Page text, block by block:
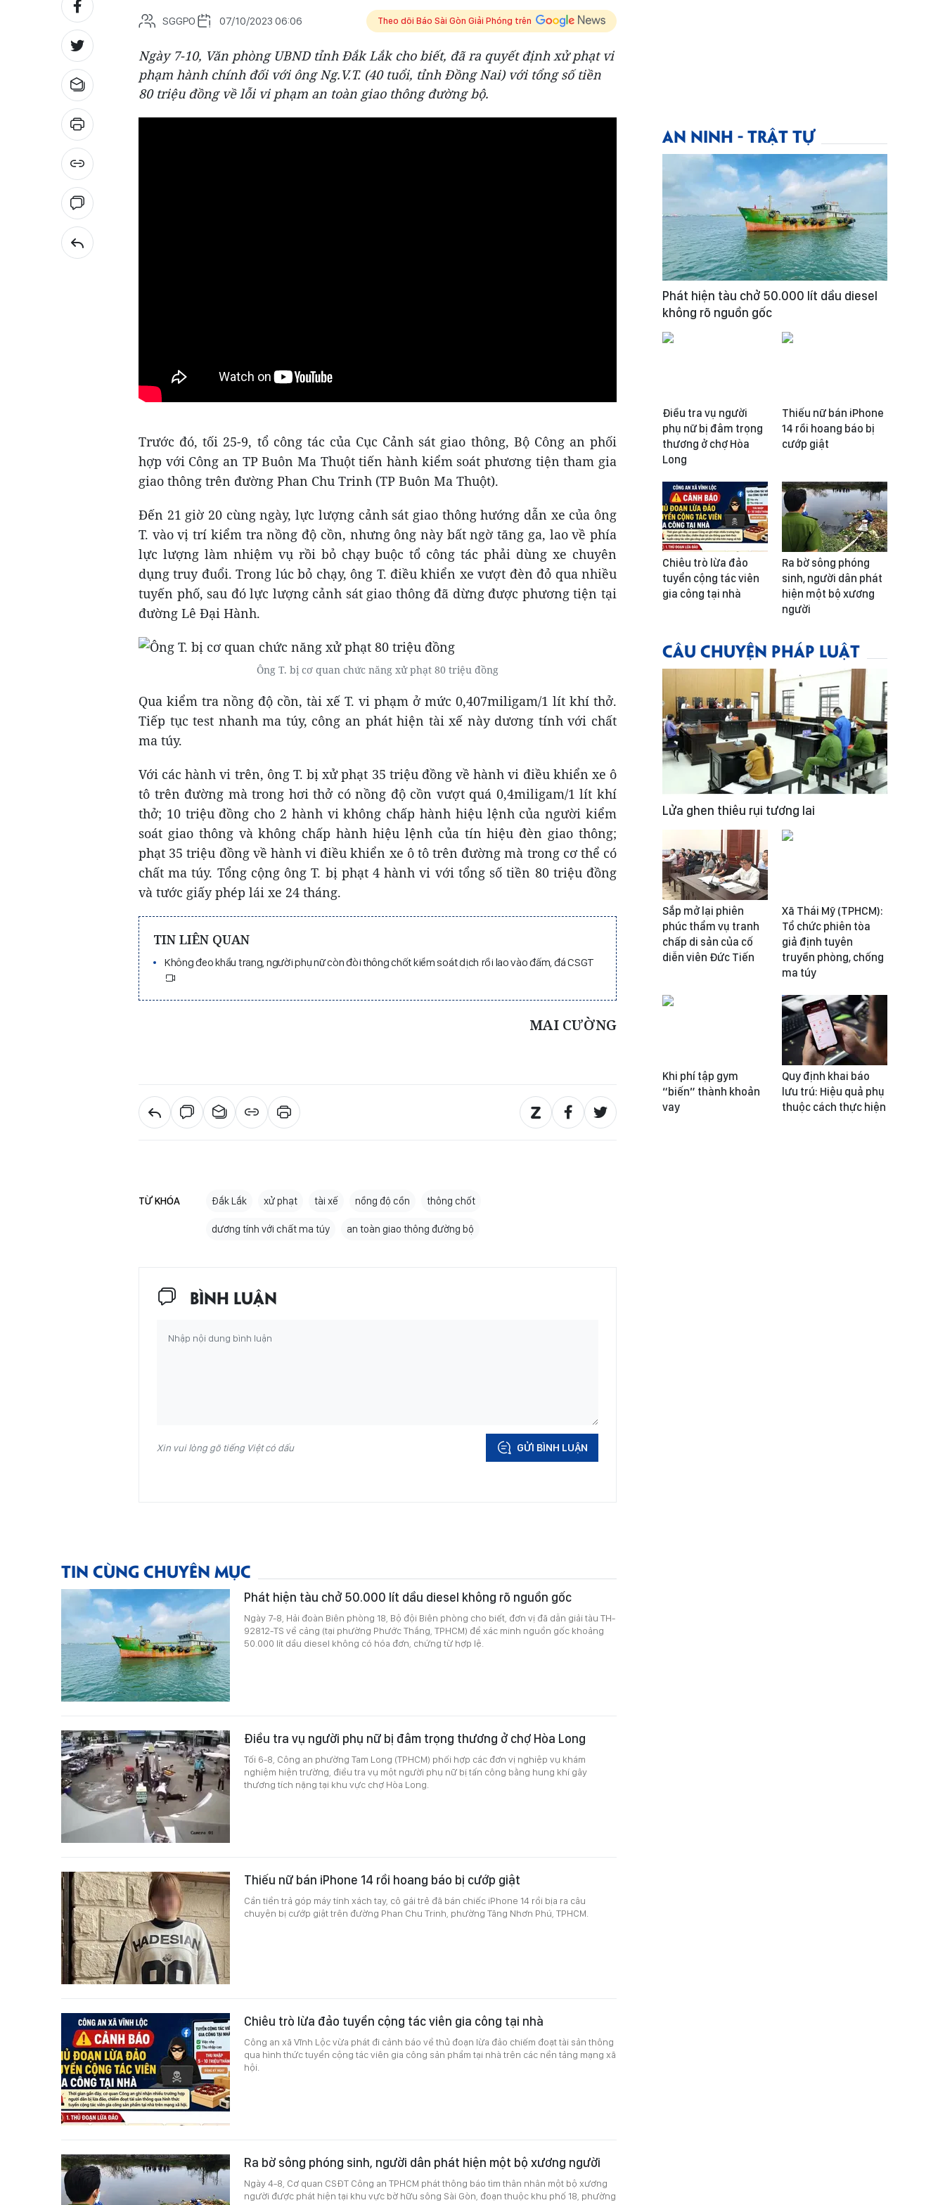
SGGPO 07/10/2023 06:06 Theo dõi Báo Sài Gòn Giải Phóng trên
Ngày 7-10, Văn phòng UBND tỉnh Đắk Lắk cho biết, đã ra quyết định xử phạt vi
phạm hành chính đối với ông Ng.V.T. (40 tuổi, tỉnh Đồng Nai) với tổng số tiền
80 triệu đồng về lỗi vi phạm an toàn giao thông đường bộ.
Trước đó, tối 25-9, tổ công tác của Cục Cảnh sát giao thông, Bộ Công an phối
hợp với Công an TP Buôn Ma Thuột tiến hành kiểm soát phương tiện tham gia
giao thông trên đường Phan Chu Trinh (TP Buôn Ma Thuột).
Đến 21 giờ 20 cùng ngày, lực lượng cảnh sát giao thông hướng dẫn xe của ông
T. vào vị trí kiểm tra nồng độ cồn, nhưng ông này bất ngờ tăng ga, lao về phía
lực lượng làm nhiệm vụ rồi bỏ chạy buộc tổ công tác phải dùng xe chuyên
dụng truy đuổi. Trong lúc bỏ chạy, ông T. điều khiển xe vượt đèn đỏ qua nhiều
tuyến phố, sau đó lực lượng cảnh sát giao thông đã dừng được phương tiện tại
đường Lê Đại Hành.
Ông T. bị cơ quan chức năng xử phạt 80 triệu đồng
Qua kiểm tra nồng độ cồn, tài xế T. vi phạm ở mức 0,407miligam/1 lít khí thở.
Tiếp tục test nhanh ma túy, công an phát hiện tài xế này dương tính với chất
ma túy.
Với các hành vi trên, ông T. bị xử phạt 35 triệu đồng về hành vi điều khiển xe ô
tô trên đường mà trong hơi thở có nồng độ cồn vượt quá 0,4miligam/1 lít khí
thở; 10 triệu đồng cho 2 hành vi không chấp hành hiệu lệnh của người kiểm
soát giao thông và không chấp hành hiệu lệnh của tín hiệu đèn giao thông;
phạt 35 triệu đồng về hành vi điều khiển xe ô tô trên đường mà trong cơ thể có
chất ma túy. Tổng cộng ông T. bị phạt 4 hành vi với tổng số tiền 80 triệu đồng
và tước giấy phép lái xe 24 tháng.
TIN LIÊN QUAN
Không đeo khẩu trang, người phụ nữ còn đòi thông chốt kiểm soát dịch rồi lao vào đấm, đá CSGT
MAI CƯỜNG
TỪ KHÓA Đắk Lắk xử phạt tài xế nồng độ cồn thông chốt
dương tính với chất ma túy an toàn giao thông đường bộ
BÌNH LUẬN
Xin vui lòng gõ tiếng Việt có dấu GỬI BÌNH LUẬN
TIN CÙNG CHUYÊN MỤC
Phát hiện tàu chở 50.000 lít dầu diesel không rõ nguồn gốc
Ngày 7-8, Hải đoàn Biên phòng 18, Bộ đội Biên phòng cho biết, đơn vị đã dẫn giải tàu TH-
92812-TS về cảng (tại phường Phước Thắng, TPHCM) để xác minh nguồn gốc khoảng
50.000 lít dầu diesel không có hóa đơn, chứng từ hợp lệ.
Điều tra vụ người phụ nữ bị đâm trọng thương ở chợ Hòa Long
Tối 6-8, Công an phường Tam Long (TPHCM) phối hợp các đơn vị nghiệp vụ khám
nghiệm hiện trường, điều tra vụ một người phụ nữ bị tấn công bằng hung khí gây
thương tích nặng tại khu vực chợ Hòa Long.
Thiếu nữ bán iPhone 14 rồi hoang báo bị cướp giật
Cần tiền trả góp máy tính xách tay, cô gái trẻ đã bán chiếc iPhone 14 rồi bịa ra câu
chuyện bị cướp giật trên đường Phan Chu Trinh, phường Tăng Nhơn Phú, TPHCM.
Chiêu trò lừa đảo tuyển cộng tác viên gia công tại nhà
Công an xã Vĩnh Lộc vừa phát đi cảnh báo về thủ đoạn lừa đảo chiếm đoạt tài sản thông
qua hình thức tuyển cộng tác viên gia công sản phẩm tại nhà trên các nền tảng mạng xã
hội.
Ra bờ sông phóng sinh, người dân phát hiện một bộ xương người
Ngày 4-8, Cơ quan CSĐT Công an TPHCM phát thông báo tìm thân nhân một bộ xương
người được phát hiện tại khu vực bờ hữu sông Sài Gòn, đoạn thuộc khu phố 18, phường
AN NINH - TRẬT TỰ
Phát hiện tàu chở 50.000 lít dầu diesel
không rõ nguồn gốc
Điều tra vụ người
phụ nữ bị đâm trọng
thương ở chợ Hòa
Long
Thiếu nữ bán iPhone
14 rồi hoang báo bị
cướp giật
Chiêu trò lừa đảo
tuyển cộng tác viên
gia công tại nhà
Ra bờ sông phóng
sinh, người dân phát
hiện một bộ xương
người
CÂU CHUYỆN PHÁP LUẬT
Lửa ghen thiêu rụi tương lai
Sắp mở lại phiên
phúc thẩm vụ tranh
chấp di sản của cố
diễn viên Đức Tiến
Xã Thái Mỹ (TPHCM):
Tổ chức phiên tòa
giả định tuyên
truyền phòng, chống
ma túy
Khi phí tập gym
“biến” thành khoản
vay
Quy định khai báo
lưu trú: Hiệu quả phụ
thuộc cách thực hiện